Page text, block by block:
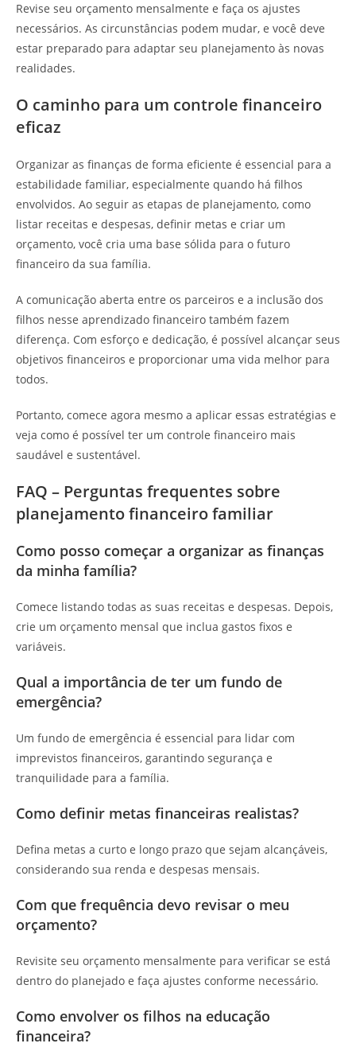
Revise seu orçamento mensalmente e faça os ajustes
necessários. As circunstâncias podem mudar, e você deve
estar preparado para adaptar seu planejamento às novas
realidades.
O caminho para um controle financeiro
eficaz
Organizar as finanças de forma eficiente é essencial para a
estabilidade familiar, especialmente quando há filhos
envolvidos. Ao seguir as etapas de planejamento, como
listar receitas e despesas, definir metas e criar um
orçamento, você cria uma base sólida para o futuro
financeiro da sua família.
A comunicação aberta entre os parceiros e a inclusão dos
filhos nesse aprendizado financeiro também fazem
diferença. Com esforço e dedicação, é possível alcançar seus
objetivos financeiros e proporcionar uma vida melhor para
todos.
Portanto, comece agora mesmo a aplicar essas estratégias e
veja como é possível ter um controle financeiro mais
saudável e sustentável.
FAQ – Perguntas frequentes sobre
planejamento financeiro familiar
Como posso começar a organizar as finanças
da minha família?
Comece listando todas as suas receitas e despesas. Depois,
crie um orçamento mensal que inclua gastos fixos e
variáveis.
Qual a importância de ter um fundo de
emergência?
Um fundo de emergência é essencial para lidar com
imprevistos financeiros, garantindo segurança e
tranquilidade para a família.
Como definir metas financeiras realistas?
Defina metas a curto e longo prazo que sejam alcançáveis,
considerando sua renda e despesas mensais.
Com que frequência devo revisar o meu
orçamento?
Revisite seu orçamento mensalmente para verificar se está
dentro do planejado e faça ajustes conforme necessário.
Como envolver os filhos na educação
financeira?